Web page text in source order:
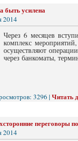
быть усилена
2014
Через 6 месяцев
комплекс
осуществляют
через банкоматы,
3296 | Читать
переговоры
2014